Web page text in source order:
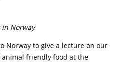
Norway
Norway to give a lecture on our
friendly food at the